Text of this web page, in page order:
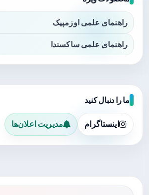
راهنمای علمی اوزمپیک
راهنمای علمی ساکسندا
ما را دنبال کنید
اینستاگرام مدیریت اعلان‌ها